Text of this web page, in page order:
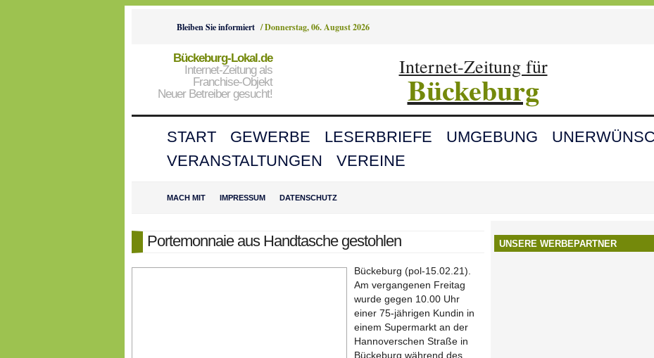
Bleiben Sie informiert /Donnerstag, 06. August 2026
Bückeburg-Lokal.de
Internet-Zeitung als
Franchise-Objekt
Neuer Betreiber gesucht!
Internet-Zeitung für
Bückeburg
START GEWERBE LESERBRIEFE UMGEBUNG
VERANSTALTUNGEN
VEREINE
MACH MIT IMPRESSUM DATENSCHUTZ
Portemonnaie aus Handtasche gestohlen
Bückeburg (pol-15.02.21).
Am vergangenen Freitag
wurde gegen 10.00 Uhr
einer 75-jährigen Kundin in
einem Supermarkt an der
Hannoverschen Straße in
Bückeburg während des
UNSERE WERBEPARTNER